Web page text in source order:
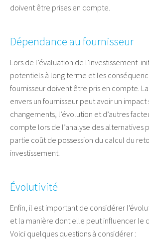
doivent être prises en compte.
Dépendance au fournisseur
Lors de l’évaluation de l’investissement
potentiels à long terme et les
fournisseur doivent être pris en compte.
envers un fournisseur peut avoir un impact
changements, l’évolution et d’autres
compte lors de l’analyse des alternatives
partie coût de possession du calcul du
investissement.
Évolutivité
Enfin, il est important de considérer
et la manière dont elle peut influencer le
Voici quelques questions à considérer :